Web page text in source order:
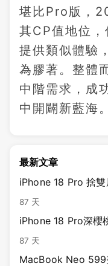
堪比Pro版，
其CP值地位
提供類似體驗
為膠著。整體
中階需求，成
中開闢新藍海。
最新文章
iPhone 18 Pro 捨
87 天
iPhone 18 Pro深櫻
87 天
MacBook Neo 599